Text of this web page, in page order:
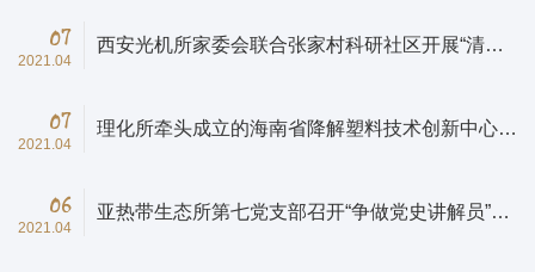
07
2021.04
西安光机所家委会联合张家村科研社区开展“清明
07
2021.04
理化所牵头成立的海南省降解塑料技术创新中心举
06
2021.04
亚热带生态所第七党支部召开“争做党史讲解员”主